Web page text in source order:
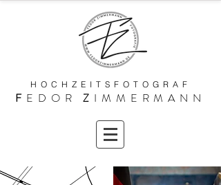
HOCHZEITSFOTOGRAF
F EDORZ IMMERMANN